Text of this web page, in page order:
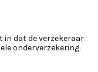
in dat de verzekeraar
onderverzekering.